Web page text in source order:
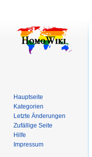
Hauptseite
Kategorien
Letzte Änderungen
Zufällige Seite
Hilfe
Impressum